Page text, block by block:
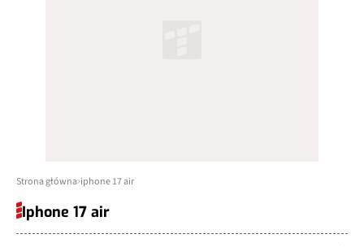
Strona główna iphone 17 air
Iphone 17 air